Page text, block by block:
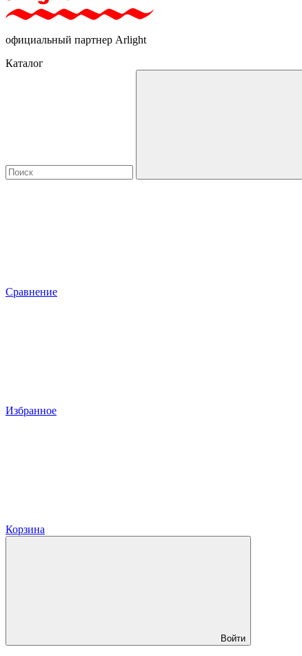
официальный партнер Arlight
Каталог
Сравнение
Избранное
Корзина
Войти